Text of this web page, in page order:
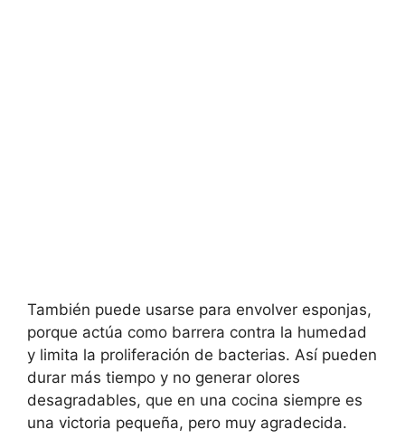
También puede usarse para envolver esponjas,
porque actúa como barrera contra la humedad
y limita la proliferación de bacterias. Así pueden
durar más tiempo y no generar olores
desagradables, que en una cocina siempre es
una victoria pequeña, pero muy agradecida.